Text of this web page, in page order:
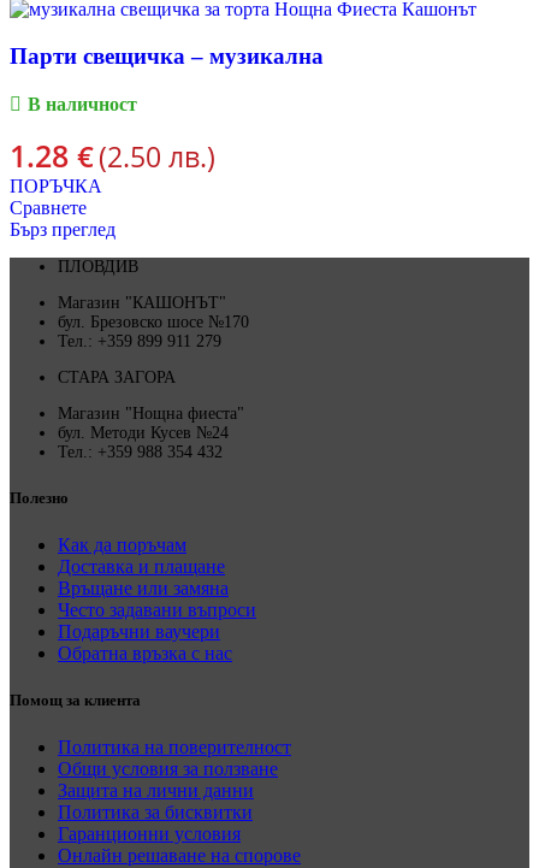
Парти свещичка – музикална
В наличност
1.28 €(2.50 лв.)
ПОРЪЧКА
Сравнете
Бърз преглед
ПЛОВДИВ
Магазин "КАШОНЪТ"
бул. Брезовско шосе №170
Тел.: +359 899 911 279
СТАРА ЗАГОРА
Магазин "Нощна фиеста"
бул. Методи Кусев №24
Тел.: +359 988 354 432
Полезно
Как да поръчам
Доставка и плащане
Връщане или замяна
Често задавани въпроси
Подаръчни ваучери
Обратна връзка с нас
Помощ за клиента
Политика на поверителност
Общи условия за ползване
Защита на лични данни
Политика за бисквитки
Гаранционни условия
Онлайн решаване на спорове